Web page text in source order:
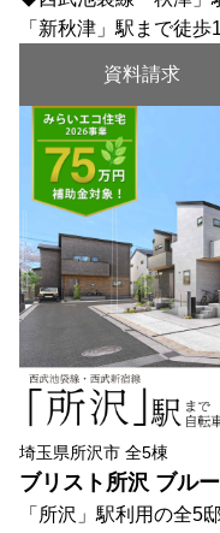
「新秋津」駅まで徒
資料請求
埼玉県所沢市 全5棟
ブリスト所沢 ブル
「所沢」駅利用の全5